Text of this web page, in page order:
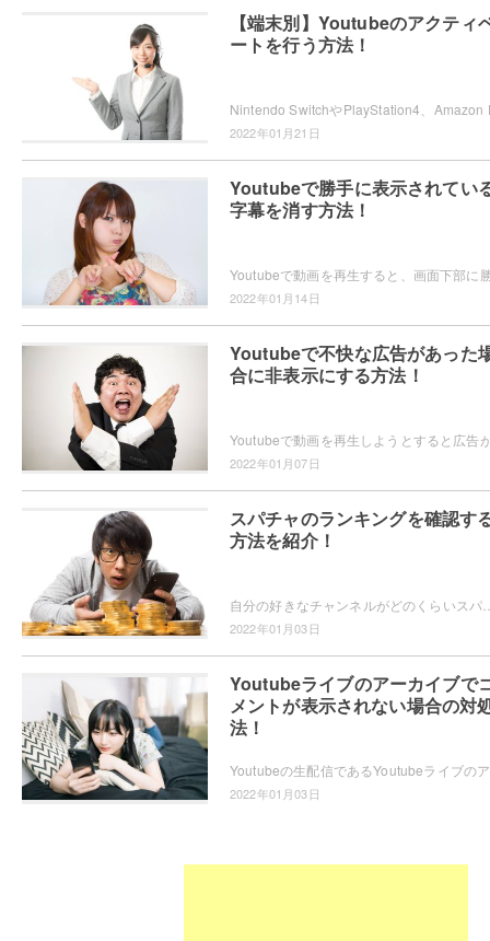
【端末別】Youtubeのアクティ
ートを行う方法！
2022年01月21日
Youtubeで勝手に表示されてい
字幕を消す方法！
2022年01月14日
Youtubeで不快な広告があった
合に非表示にする方法！
2022年01月07日
スパチャのランキングを確認す
方法を紹介！
2022年01月03日
Youtubeライブのアーカイブで
メントが表示されない場合の対
法！
2022年01月03日